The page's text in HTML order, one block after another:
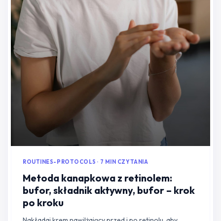
ROUTINES-PROTOCOLS · 7 MIN CZYTANIA
Metoda kanapkowa z retinolem:
bufor, składnik aktywny, bufor – krok
po kroku